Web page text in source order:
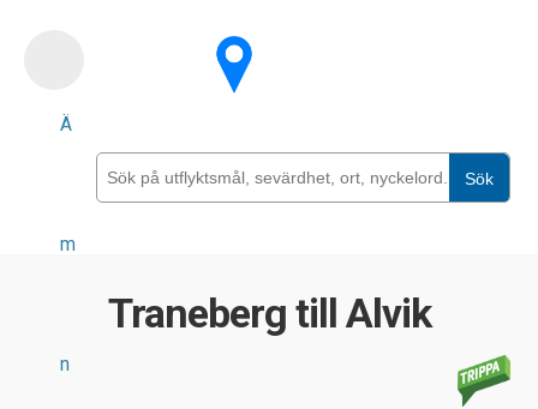
Ä
m
n
Sök
Traneberg till Alvik